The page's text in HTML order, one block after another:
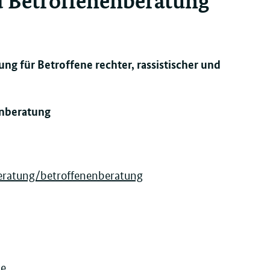
für Betroffene rechter, rassistischer und
betroffenenberatung